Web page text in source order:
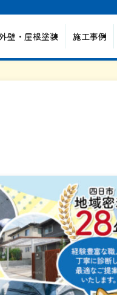
壁・屋根塗装 施工事例